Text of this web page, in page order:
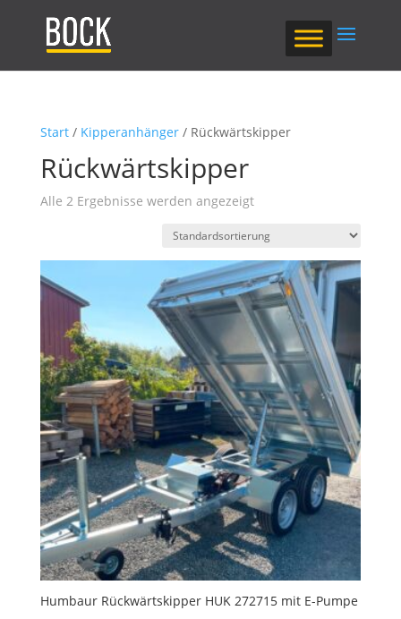
Start/ Kipperanhänger/ Rückwärtskipper
Rückwärtskipper
Alle 2 Ergebnisse werden angezeigt
Humbaur Rückwärtskipper HUK 272715 mit E-Pumpe